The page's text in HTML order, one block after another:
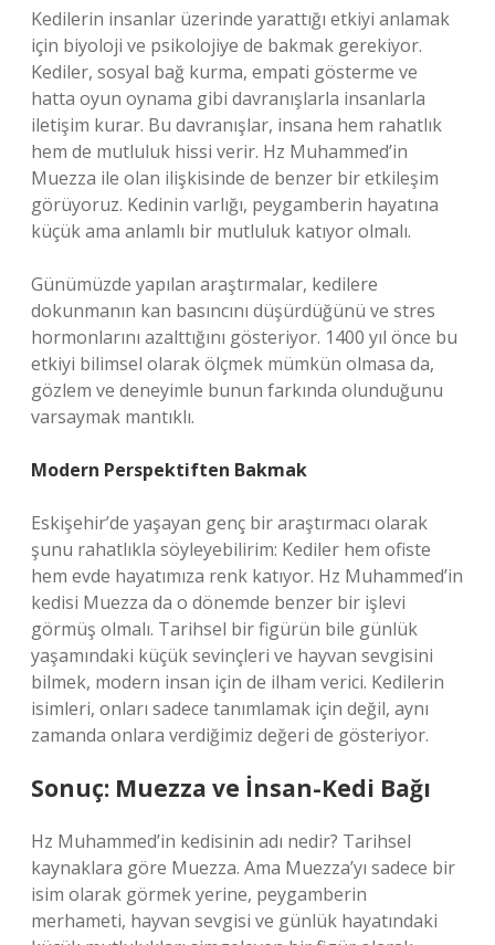
Kedilerin insanlar üzerinde yarattığı etkiyi anlamak
için biyoloji ve psikolojiye de bakmak gerekiyor.
Kediler, sosyal bağ kurma, empati gösterme ve
hatta oyun oynama gibi davranışlarla insanlarla
iletişim kurar. Bu davranışlar, insana hem rahatlık
hem de mutluluk hissi verir. Hz Muhammed’in
Muezza ile olan ilişkisinde de benzer bir etkileşim
görüyoruz. Kedinin varlığı, peygamberin hayatına
küçük ama anlamlı bir mutluluk katıyor olmalı.
Günümüzde yapılan araştırmalar, kedilere
dokunmanın kan basıncını düşürdüğünü ve stres
hormonlarını azalttığını gösteriyor. 1400 yıl önce bu
etkiyi bilimsel olarak ölçmek mümkün olmasa da,
gözlem ve deneyimle bunun farkında olunduğunu
varsaymak mantıklı.
Modern Perspektiften Bakmak
Eskişehir’de yaşayan genç bir araştırmacı olarak
şunu rahatlıkla söyleyebilirim: Kediler hem ofiste
hem evde hayatımıza renk katıyor. Hz Muhammed’in
kedisi Muezza da o dönemde benzer bir işlevi
görmüş olmalı. Tarihsel bir figürün bile günlük
yaşamındaki küçük sevinçleri ve hayvan sevgisini
bilmek, modern insan için de ilham verici. Kedilerin
isimleri, onları sadece tanımlamak için değil, aynı
zamanda onlara verdiğimiz değeri de gösteriyor.
Sonuç: Muezza ve İnsan-Kedi Bağı
Hz Muhammed’in kedisinin adı nedir? Tarihsel
kaynaklara göre Muezza. Ama Muezza’yı sadece bir
isim olarak görmek yerine, peygamberin
merhameti, hayvan sevgisi ve günlük hayatındaki